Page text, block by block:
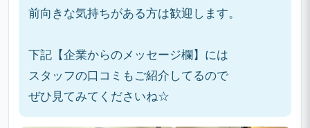
前向きな気持ちがある方は歓迎します。
下記【企業からのメッセージ欄】には
スタッフの口コミもご紹介してるので
ぜひ見てみてくださいね☆